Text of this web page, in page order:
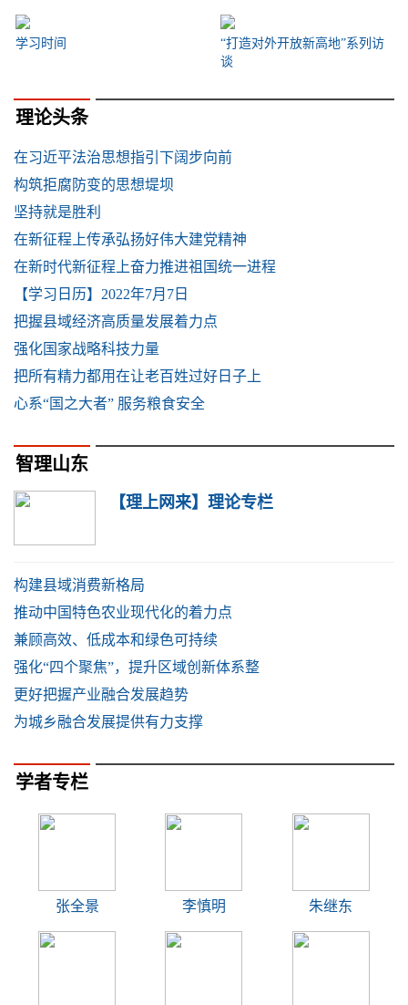
学习时间
“打造对外开放新高地”系列访
谈
理论头条
在习近平法治思想指引下阔步向前
构筑拒腐防变的思想堤坝
坚持就是胜利
在新征程上传承弘扬好伟大建党精神
在新时代新征程上奋力推进祖国统一进程
【学习日历】2022年7月7日
把握县域经济高质量发展着力点
强化国家战略科技力量
把所有精力都用在让老百姓过好日子上
心系“国之大者” 服务粮食安全
智理山东
【理上网来】理论专栏
构建县域消费新格局
推动中国特色农业现代化的着力点
兼顾高效、低成本和绿色可持续
强化“四个聚焦”，提升区域创新体系整
更好把握产业融合发展趋势
为城乡融合发展提供有力支撑
学者专栏
张全景 李慎明 朱继东